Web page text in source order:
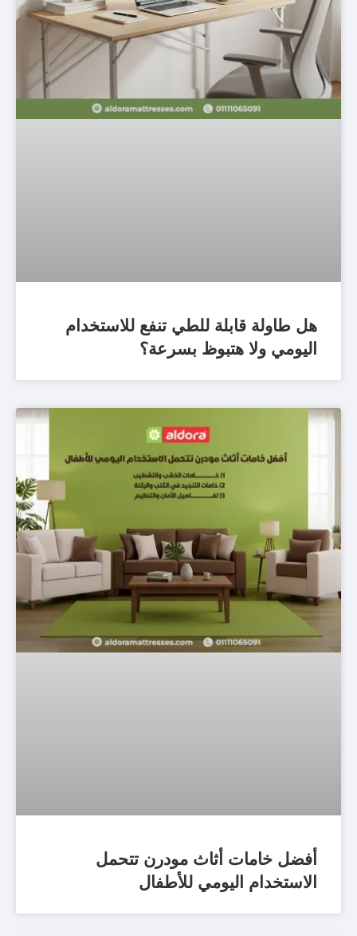
هل طاولة قابلة للطي تنفع للاستخدام
اليومي ولا هتبوظ بسرعة؟
أفضل خامات أثاث مودرن تتحمل
الاستخدام اليومي للأطفال